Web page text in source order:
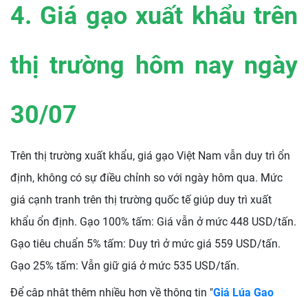
4. Giá gạo xuất khẩu trên
thị trường hôm nay ngày
30/07
Trên thị trường xuất khẩu, giá gạo Việt Nam vẫn duy trì ổn
định, không có sự điều chỉnh so với ngày hôm qua. Mức
giá cạnh tranh trên thị trường quốc tế giúp duy trì xuất
khẩu ổn định. Gạo 100% tấm: Giá vẫn ở mức 448 USD/tấn.
Gạo tiêu chuẩn 5% tấm: Duy trì ở mức giá 559 USD/tấn.
Gạo 25% tấm: Vẫn giữ giá ở mức 535 USD/tấn.
Để cập nhật thêm nhiều hơn về thông tin "Giá Lúa Gạo